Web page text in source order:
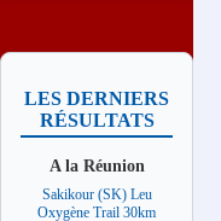
LES DERNIERS
RÉSULTATS
A la Réunion
Sakikour (SK) Leu
Oxygène Trail 30km